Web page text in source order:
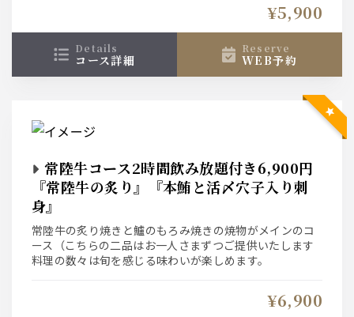
¥5,900
details
コース詳細
reserve
WEB予約
常陸牛コース2時間飲み放題付き6,900円
『常陸牛の炙り』『本鮪と活〆穴子入り刺
身』
常陸牛の炙り焼きと鱸のもろみ焼きの焼物がメインのコ
ース（こちらの二品はお一人さまずつご提供いたします
料理の数々は旬を感じる味わいが楽しめます。
¥6,900